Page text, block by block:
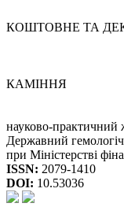
КОШТОВНЕ ТА
КАМІННЯ
науково-практичний
Державний
при Міністерстві
ISSN: 2079-1410
DOI: 10.53036